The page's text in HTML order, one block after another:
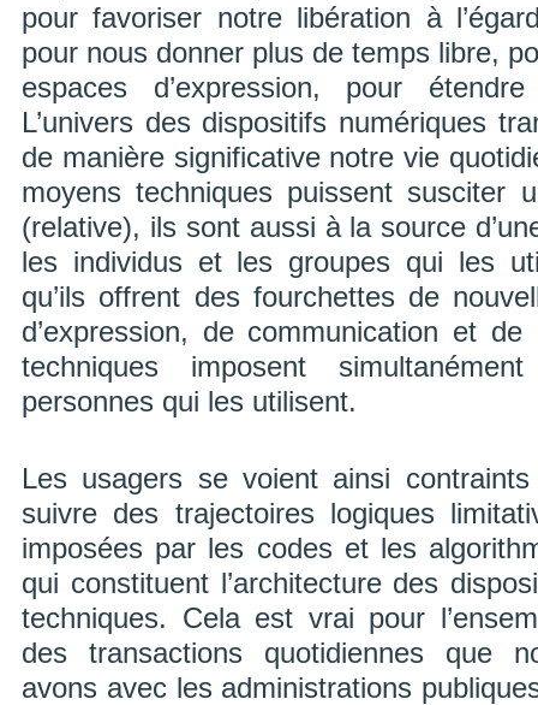
pour favoriser notre libération à
pour nous donner plus de temps libre,
espaces d’expression, pour
L’univers des dispositifs numériques
de manière significative notre vie
moyens techniques puissent susciter
(relative), ils sont aussi à la source
les individus et les groupes qui les
qu’ils offrent des fourchettes de
d’expression, de communication et
techniques imposent
personnes qui les utilisent.
Les usagers se voient ainsi
suivre des trajectoires logiques
imposées par les codes et les
qui constituent l’architecture des
techniques. Cela est vrai pour
des transactions quotidiennes que
avons avec les administrations